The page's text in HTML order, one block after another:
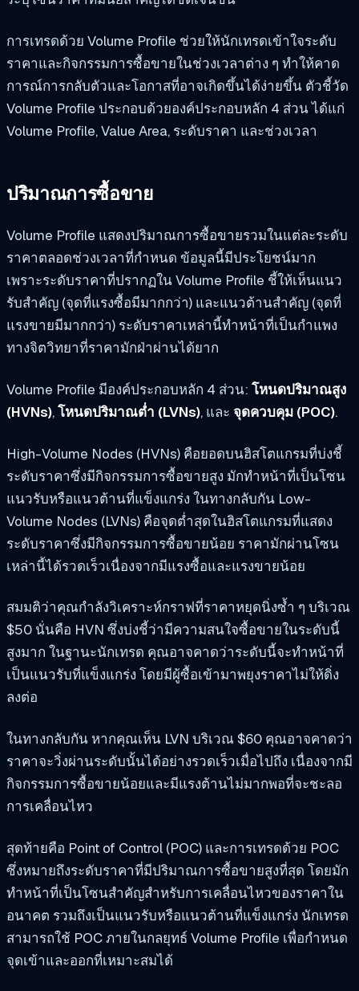
การเทรดด้วย Volume Profile ช่วยให้นักเทรดเข้าใจระดับ
ราคาและกิจกรรมการซื้อขายในช่วงเวลาต่าง ๆ ทำให้คาด
การณ์การกลับตัวและโอกาสที่อาจเกิดขึ้นได้ง่ายขึ้น ตัวชี้วัด
Volume Profile ประกอบด้วยองค์ประกอบหลัก 4 ส่วน ได้แก่
Volume Profile, Value Area, ระดับราคา และช่วงเวลา
ปริมาณการซื้อขาย
Volume Profile แสดงปริมาณการซื้อขายรวมในแต่ละระดับ
ราคาตลอดช่วงเวลาที่กำหนด ข้อมูลนี้มีประโยชน์มาก
เพราะระดับราคาที่ปรากฏใน Volume Profile ชี้ให้เห็นแนว
รับสำคัญ (จุดที่แรงซื้อมีมากกว่า) และแนวต้านสำคัญ (จุดที่
แรงขายมีมากกว่า) ระดับราคาเหล่านี้ทำหน้าที่เป็นกำแพง
ทางจิตวิทยาที่ราคามักฝ่าผ่านได้ยาก
Volume Profile มีองค์ประกอบหลัก 4 ส่วน: โหนดปริมาณสูง
(HVNs),โหนดปริมาณต่ำ (LVNs), และ จุดควบคุม (POC).
High-Volume Nodes (HVNs) คือยอดบนฮิสโตแกรมที่บ่งชี้
ระดับราคาซึ่งมีกิจกรรมการซื้อขายสูง มักทำหน้าที่เป็นโซน
แนวรับหรือแนวต้านที่แข็งแกร่ง ในทางกลับกัน Low-
Volume Nodes (LVNs) คือจุดต่ำสุดในฮิสโตแกรมที่แสดง
ระดับราคาซึ่งมีกิจกรรมการซื้อขายน้อย ราคามักผ่านโซน
เหล่านี้ได้รวดเร็วเนื่องจากมีแรงซื้อและแรงขายน้อย
สมมติว่าคุณกำลังวิเคราะห์กราฟที่ราคาหยุดนิ่งซ้ำ ๆ บริเวณ
$50 นั่นคือ HVN ซึ่งบ่งชี้ว่ามีความสนใจซื้อขายในระดับนี้
สูงมาก ในฐานะนักเทรด คุณอาจคาดว่าระดับนี้จะทำหน้าที่
เป็นแนวรับที่แข็งแกร่ง โดยมีผู้ซื้อเข้ามาพยุงราคาไม่ให้ดิ่ง
ลงต่อ
ในทางกลับกัน หากคุณเห็น LVN บริเวณ $60 คุณอาจคาดว่า
ราคาจะวิ่งผ่านระดับนั้นได้อย่างรวดเร็วเมื่อไปถึง เนื่องจากมี
กิจกรรมการซื้อขายน้อยและมีแรงต้านไม่มากพอที่จะชะลอ
การเคลื่อนไหว
สุดท้ายคือ Point of Control (POC) และการเทรดด้วย POC
ซึ่งหมายถึงระดับราคาที่มีปริมาณการซื้อขายสูงที่สุด โดยมัก
ทำหน้าที่เป็นโซนสำคัญสำหรับการเคลื่อนไหวของราคาใน
อนาคต รวมถึงเป็นแนวรับหรือแนวต้านที่แข็งแกร่ง นักเทรด
สามารถใช้ POC ภายในกลยุทธ์ Volume Profile เพื่อกำหนด
จุดเข้าและออกที่เหมาะสมได้